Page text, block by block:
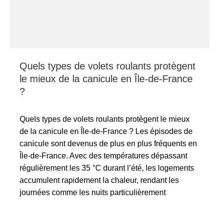
Quels types de volets roulants protègent
le mieux de la canicule en Île-de-France
?
Quels types de volets roulants protègent le mieux
de la canicule en Île-de-France ? Les épisodes de
canicule sont devenus de plus en plus fréquents en
Île-de-France. Avec des températures dépassant
régulièrement les 35 °C durant l’été, les logements
accumulent rapidement la chaleur, rendant les
journées comme les nuits particulièrement